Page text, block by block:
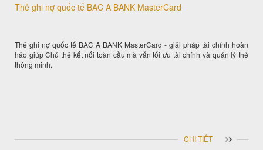
Thẻ ghi nợ quốc tế BAC A BANK MasterCard
Thẻ ghi nợ quốc tế BAC A BANK MasterCard - giải pháp tài chính hoàn
hảo giúp Chủ thẻ kết nối toàn cầu mà vẫn tối ưu tài chính và quản lý thẻ
thông minh.
CHI TIẾT